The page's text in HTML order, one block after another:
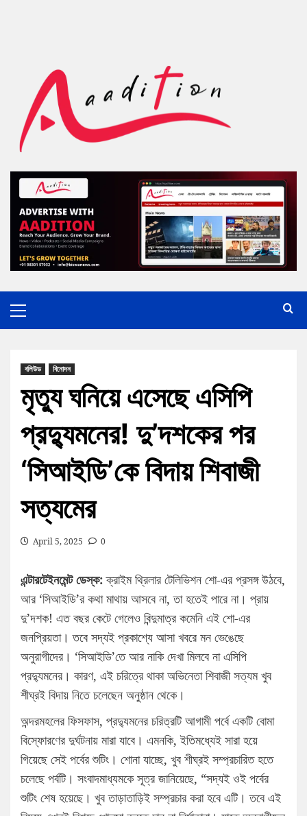
বলিউড বিনোদন
মৃত্যু ঘনিয়ে এসেছে এসিপি
প্রদ্যুমনের! দু’দশকের পর
‘সিআইডি’কে বিদায় শিবাজী
সত্যমের
April 5, 2025 0
এন্টারটেইনমেন্ট ডেস্ক:ক্রাইম থ্রিলার টেলিভিশন শো-এর প্রসঙ্গ উঠবে,
আর ‘সিআইডি’র কথা মাথায় আসবে না, তা হতেই পারে না। প্রায়
দু’দশক! এত বছর কেটে গেলেও বিন্দুমাত্র কমেনি এই শো-এর
জনপ্রিয়তা। তবে সদ্যই প্রকাশ্যে আসা খবরে মন ভেঙেছে
অনুরাগীদের। ‘সিআইডি’তে আর নাকি দেখা মিলবে না এসিপি
প্রদ্যুমনের। কারণ, এই চরিত্রে থাকা অভিনেতা শিবাজী সত্যম খুব
শীঘ্রই বিদায় নিতে চলেছেন অনুষ্ঠান থেকে।
অন্দরমহলের ফিসফাস, প্রদ্যুমনের চরিত্রটি আগামী পর্বে একটি বোমা
বিস্ফোরণের দুর্ঘটনায় মারা যাবে। এমনকি, ইতিমধ্যেই সারা হয়ে
গিয়েছে সেই পর্বের শুটিং। শোনা যাচ্ছে, খুব শীঘ্রই সম্প্রচারিত হতে
চলেছে পর্বটি। সংবাদমাধ্যমকে সূত্র জানিয়েছে, “সদ্যই ওই পর্বের
শুটিং শেষ হয়েছে। খুব তাড়াতাড়িই সম্প্রচার করা হবে এটি। তবে এই